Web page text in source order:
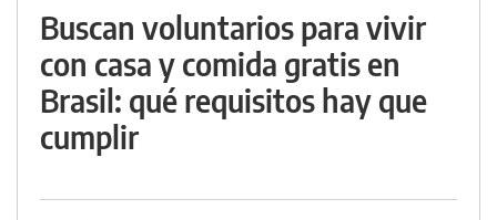
Buscan voluntarios para vivir
con casa y comida gratis en
Brasil: qué requisitos hay que
cumplir